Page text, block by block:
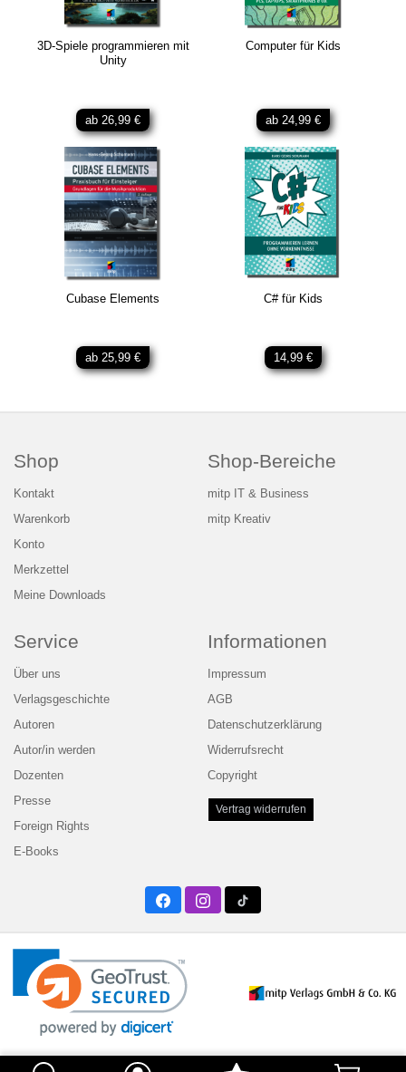
3D-Spiele programmieren mit
Unity
ab 26,99 €
Computer für Kids
ab 24,99 €
Cubase Elements
ab 25,99 €
C# für Kids
14,99 €
Shop
Kontakt
Warenkorb
Konto
Merkzettel
Meine Downloads
Shop-Bereiche
mitp IT & Business
mitp Kreativ
Service
Über uns
Verlagsgeschichte
Autoren
Autor/in werden
Dozenten
Presse
Foreign Rights
E-Books
Informationen
Impressum
AGB
Datenschutzerklärung
Widerrufsrecht
Copyright
Vertrag widerrufen
FacebookInstagramTwitter